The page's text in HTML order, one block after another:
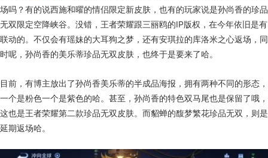
场吗？有的说西施和曜的情侣限定新皮肤，也有的玩家说是孙尚香的珍品
无双限定空降峡谷。没错，王者荣耀跟三丽鸥的IP版权，在今年依旧是有
联动的。不仅会有瑶妹的大耳狗之梦，还有安琪拉的库洛米之心返场，同
时呢，孙尚香的美乐蒂珍品无双皮肤，也终于是要来了哈。
目前，有博主放出了孙尚香美乐蒂的半成品海报，拥有两种不同的形态，
一个是粉色一个是紫色的哈。甚至，孙尚香的特色双马尾也是保留了哦，
这也是王者荣耀第二款珍品无双皮肤。而貂蝉的馥梦繁花珍品无双，则是
延期返场哈。